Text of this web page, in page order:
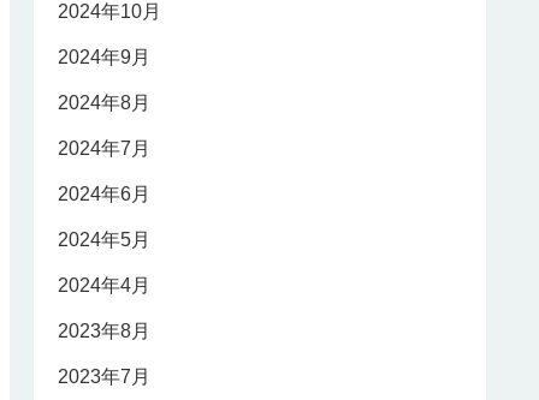
2024年10月
2024年9月
2024年8月
2024年7月
2024年6月
2024年5月
2024年4月
2023年8月
2023年7月